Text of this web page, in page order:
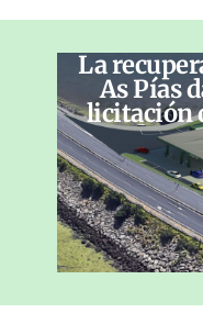
La
As Pías
licitación